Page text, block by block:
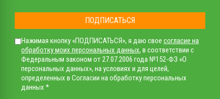
ПОДПИСАТЬСЯ
Нажимая кнопку «ПОДПИСАТЬСЯ», я даю свое согласие на
обработку моих персональных данных, в соответствии с
Федеральным законом от 27.07.2006 года №152-ФЗ «О
персональных данных», на условиях и для целей,
определенных в Согласии на обработку персональных
данных *